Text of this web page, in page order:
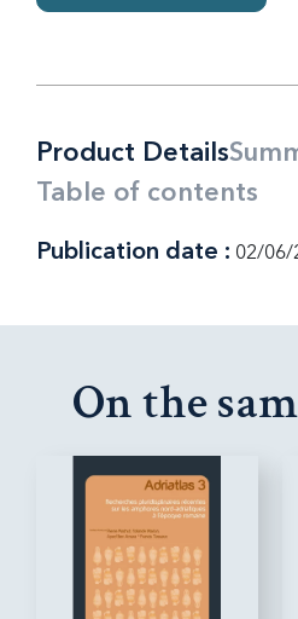
Product Details
Table of contents
Publication date : 02/06/
On the